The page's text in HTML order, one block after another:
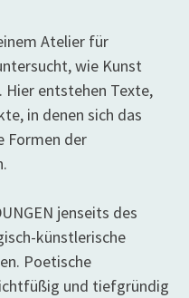
Atelier für
wie Kunst
Hier entstehen Texte,
in denen sich das
Formen der
jenseits des
künstlerische
Poetische
und tiefgründig